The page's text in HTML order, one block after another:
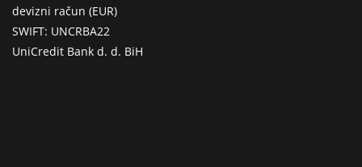
devizni račun (EUR)
SWIFT: UNCRBA22
UniCredit Bank d. d. BiH